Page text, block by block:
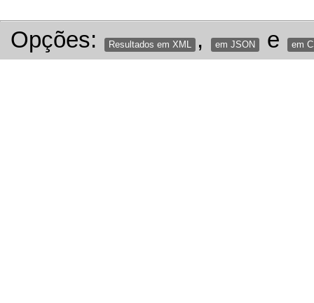
Opções: Resultados em XML , em JSON e em